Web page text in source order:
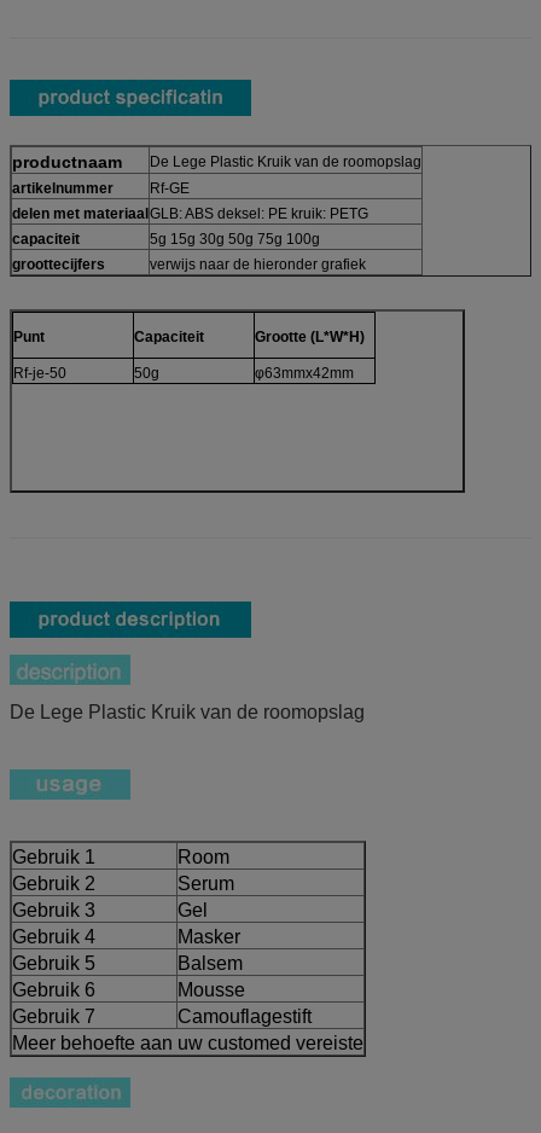
productnaam
De Lege Plastic Kruik van de roomopslag
artikelnummer
Rf-GE
delen met materiaal GLB: ABS deksel: PE kruik: PETG
capaciteit
5g 15g 30g 50g 75g 100g
groottecijfers
verwijs naar de hieronder grafiek
Punt Capaciteit Grootte (L*W*H)
Rf-je-50 50g φ63mmx42mm
De Lege Plastic Kruik van de roomopslag
Gebruik 1
Room
Gebruik 2
Serum
Gebruik 3
Gel
Gebruik 4
Masker
Gebruik 5
Balsem
Gebruik 6
Mousse
Gebruik 7
Camouflagestift
Meer behoefte aan uw customed vereiste